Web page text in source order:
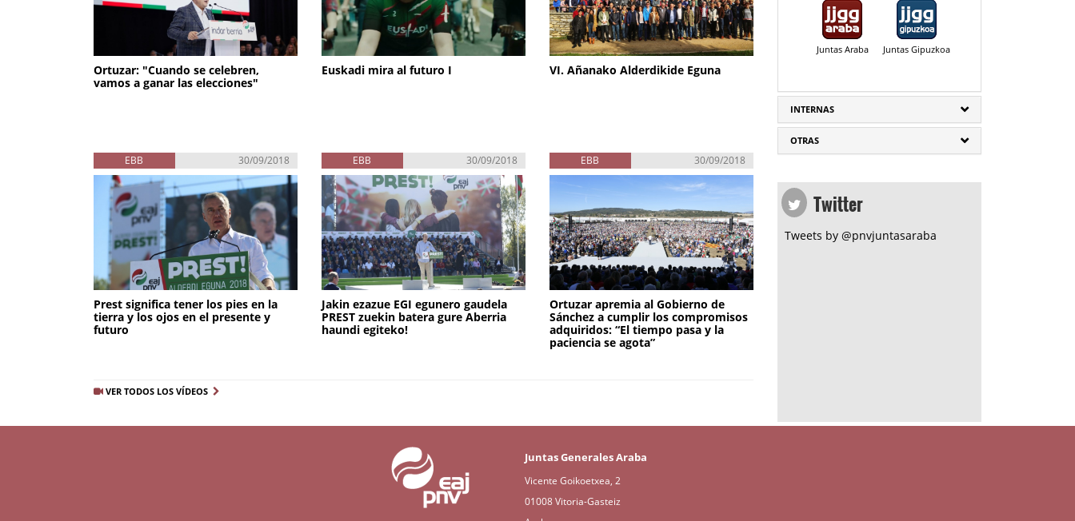
Ortuzar: "Cuando se celebren,
vamos a ganar las elecciones"
Euskadi mira al futuro I VI. Añanako Alderdikide Eguna
EBB 30/09/2018
Prest significa tener los pies en la
tierra y los ojos en el presente y
futuro
EBB 30/09/2018
Jakin ezazue EGI egunero gaudela
PREST zuekin batera gure Aberria
haundi egiteko!
EBB 30/09/2018
Ortuzar apremia al Gobierno de
Sánchez a cumplir los compromisos
adquiridos: “El tiempo pasa y la
paciencia se agota”
VER TODOS LOS VÍDEOS
Juntas Araba Juntas Gipuzkoa
INTERNAS
OTRAS
Twitter
Tweets by @pnvjuntasaraba
Juntas Generales Araba
Vicente Goikoetxea, 2
01008 Vitoria-Gasteiz